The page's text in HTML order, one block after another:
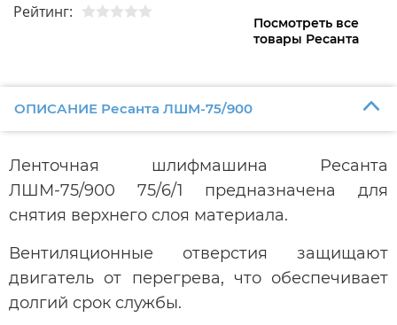
Рейтинг:
Посмотреть все
товары Ресанта
ОПИСАНИЕ Ресанта ЛШМ-75/900
Ленточная шлифмашина Ресанта
ЛШМ-75/900 75/6/1 предназначена для
снятия верхнего слоя материала.
Вентиляционные отверстия защищают
двигатель от перегрева, что обеспечивает
долгий срок службы.